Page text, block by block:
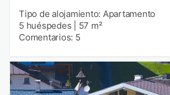
Tipo de alojamiento: Apartamento
5 huéspedes
57 m²
Comentarios: 5